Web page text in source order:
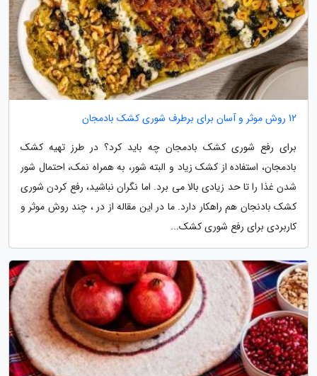
12 روش موثر و آسان برای برطرف شوری کشک بادمجان
برای رفع شوری کشک بادمجان چه باید کرد؟ در طرز تهیه کشک
بادمجان، استفاده از کشک زیاد و البته شور، به همراه نمک، احتمال شور
شدن غذا را تا حد زیادی بالا می برد. اما نگران نباشید، رفع کردن شوری
کشک بادنجان هم راهکار دارد. ما در این مقاله از در ، چند روش موثر و
کاربردی برای رفع شوری کشک...